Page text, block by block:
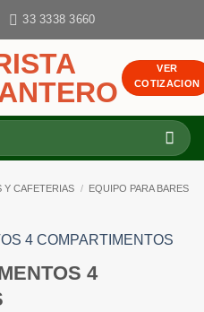
33 3338 3660
VER
COTIZACION
Y CAFETERIAS / EQUIPO PARA BARES
4